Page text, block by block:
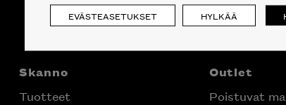
Skanno
Tuotteet
Outlet
Poistuvat
EVÄSTEASETUKSET HYLKÄÄ